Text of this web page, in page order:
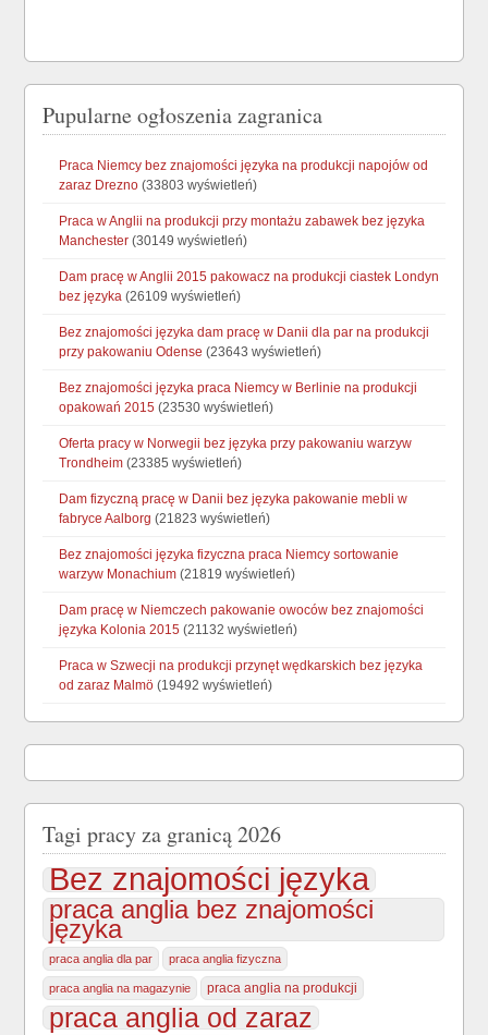
Pupularne ogłoszenia zagranica
Praca Niemcy bez znajomości języka na produkcji napojów od
zaraz Drezno (33803 wyświetleń)
Praca w Anglii na produkcji przy montażu zabawek bez języka
Manchester (30149 wyświetleń)
Dam pracę w Anglii 2015 pakowacz na produkcji ciastek Londyn
bez języka (26109 wyświetleń)
Bez znajomości języka dam pracę w Danii dla par na produkcji
przy pakowaniu Odense (23643 wyświetleń)
Bez znajomości języka praca Niemcy w Berlinie na produkcji
opakowań 2015 (23530 wyświetleń)
Oferta pracy w Norwegii bez języka przy pakowaniu warzyw
Trondheim (23385 wyświetleń)
Dam fizyczną pracę w Danii bez języka pakowanie mebli w
fabryce Aalborg (21823 wyświetleń)
Bez znajomości języka fizyczna praca Niemcy sortowanie
warzyw Monachium (21819 wyświetleń)
Dam pracę w Niemczech pakowanie owoców bez znajomości
języka Kolonia 2015 (21132 wyświetleń)
Praca w Szwecji na produkcji przynęt wędkarskich bez języka
od zaraz Malmö (19492 wyświetleń)
Tagi pracy za granicą 2026
Bez znajomości języka
praca anglia bez znajomości
języka
praca anglia dla par praca anglia fizyczna
praca anglia na magazynie praca anglia na produkcji
praca anglia od zaraz